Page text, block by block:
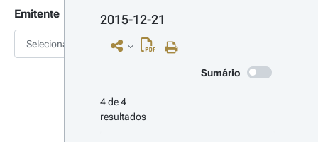
Emitente
Selecionar
2015-12-21
Sumário
4 de 4
resultados